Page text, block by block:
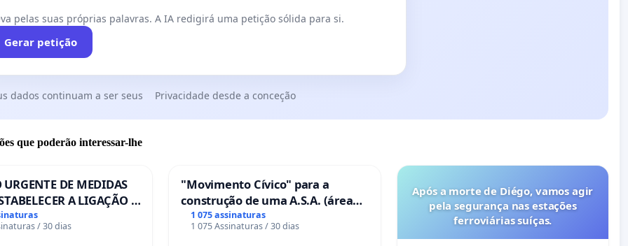
pelas suas próprias palavras. A IA redigirá uma petição sólida para si.
Gerar petição
dados continuam a ser seus Privacidade desde a conceção
que poderão interessar-lhe
DE MEDIDAS
A LIGAÇÃO -
129
/ 30 dias
"Movimento Cívico" para a
construção de uma A.S.A. (área
de serviços para autocaravanas)
em Coimbra
1 075 assinaturas
1 075 Assinaturas / 30 dias
Após a morte de Diégo, vamos agir
pela segurança nas estações
ferroviárias suíças.